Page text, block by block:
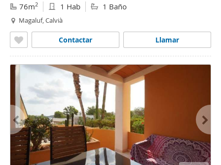
76m2 1 Hab 1 Baño
Magaluf, Calvià
Llamar
Contactar